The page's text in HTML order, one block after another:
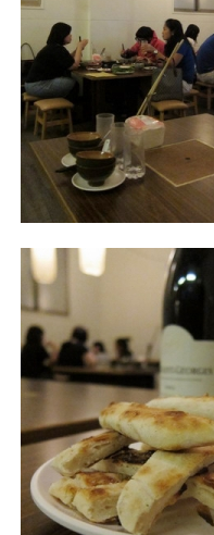
享樂隨手拍
照相簿
影音區
創意出版服務
歷史區
關於Yilan
個人著作
活動實況記錄
媒體報導一覽
合作與代言
訂閱電子報